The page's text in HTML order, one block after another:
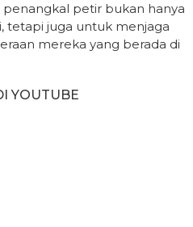
penangkal petir bukan hanya
tetapi juga untuk menjaga
mereka yang berada di
YOUTUBE